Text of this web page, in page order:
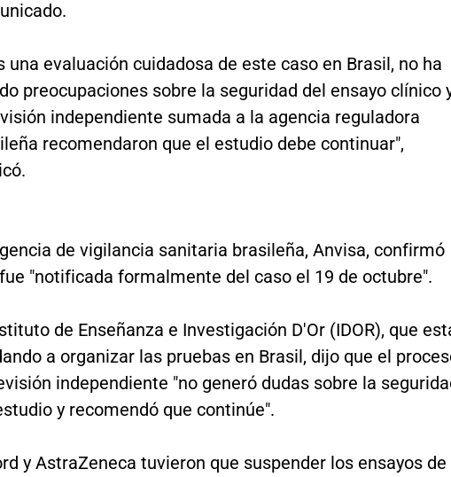
una evaluación cuidadosa de este caso en Brasil, no ha
preocupaciones sobre la seguridad del ensayo clínico
independiente sumada a la agencia reguladora
recomendaron que el estudio debe continuar",
de vigilancia sanitaria brasileña, Anvisa, confirmó
"notificada formalmente del caso el 19 de octubre".
de Enseñanza e Investigación D'Or (IDOR), que
a organizar las pruebas en Brasil, dijo que el
independiente "no generó dudas sobre la
y recomendó que continúe".
y AstraZeneca tuvieron que suspender los ensayos de